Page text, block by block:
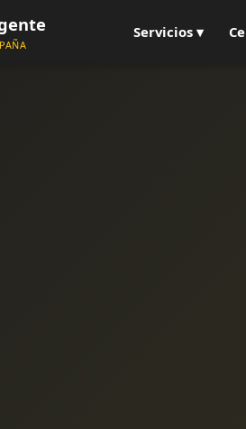
Servicios ▾